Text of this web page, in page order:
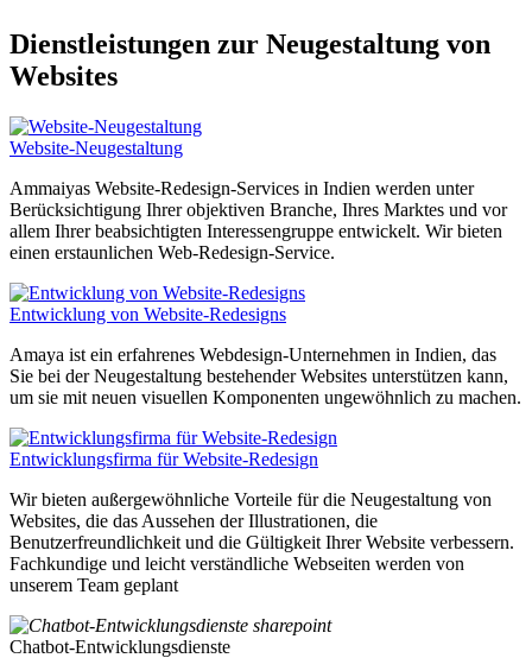
Dienstleistungen zur Neugestaltung von
Websites
Website-Neugestaltung
Ammaiyas Website-Redesign-Services in Indien werden unter
Berücksichtigung Ihrer objektiven Branche, Ihres Marktes und vor
allem Ihrer beabsichtigten Interessengruppe entwickelt. Wir bieten
einen erstaunlichen Web-Redesign-Service.
Entwicklung von Website-Redesigns
Amaya ist ein erfahrenes Webdesign-Unternehmen in Indien, das
Sie bei der Neugestaltung bestehender Websites unterstützen kann,
um sie mit neuen visuellen Komponenten ungewöhnlich zu machen.
Entwicklungsfirma für Website-Redesign
Wir bieten außergewöhnliche Vorteile für die Neugestaltung von
Websites, die das Aussehen der Illustrationen, die
Benutzerfreundlichkeit und die Gültigkeit Ihrer Website verbessern.
Fachkundige und leicht verständliche Webseiten werden von
unserem Team geplant
Chatbot-Entwicklungsdienste